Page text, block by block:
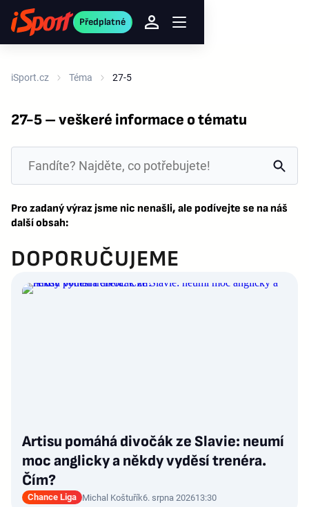
Předplatné
iSport.cz Téma 27-5
27-5 – veškeré informace o tématu
Pro zadaný výraz jsme nic nenašli, ale podívejte se na náš
další obsah:
DOPORUČUJEME
Artisu pomáhá divočák ze Slavie: neumí
moc anglicky a někdy vyděsí trenéra.
Čím?
Chance Liga Michal Koštuřík6. srpna 202613:30